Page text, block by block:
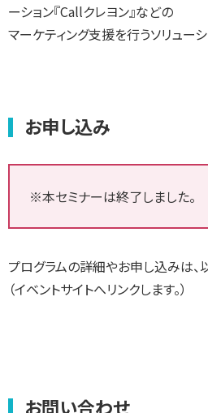
ーション『Callクレヨン』などの
マーケティング支援を行うソリュー
お申し込み
※本セミナーは終了しました。
プログラムの詳細やお申し込みは、
（イベントサイトへリンクします。）
お問い合わせ